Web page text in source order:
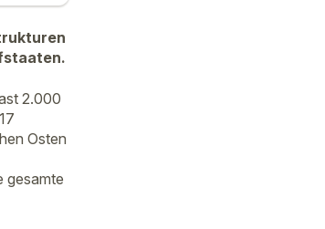
2.000
Osten
gesamte